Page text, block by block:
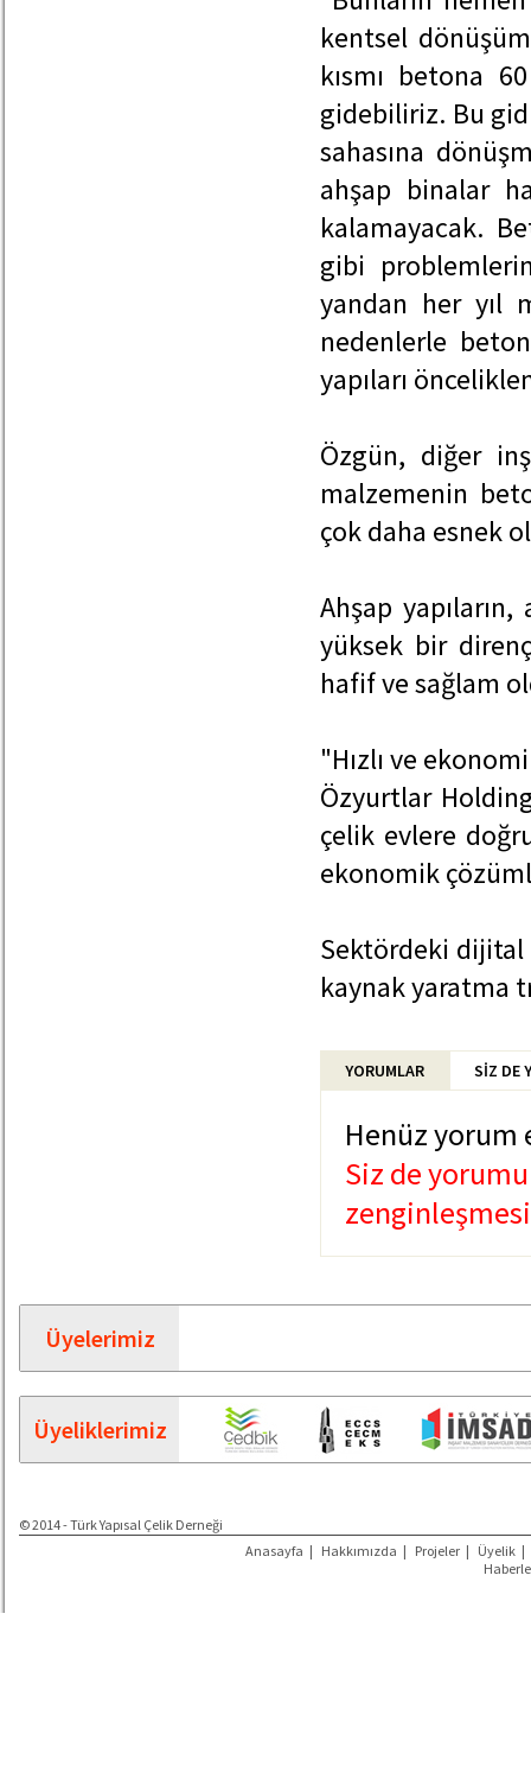
kentsel
kısmı betona
gidebiliriz. Bu
sahasına
ahşap binalar
kalamayacak.
gibi
yandan her yıl
nedenlerle
yapıları
Özgün, diğer
malzemenin
çok daha esnek
Ahşap
yüksek bir
hafif ve sağlam
"Hızlı ve
Özyurtlar
çelik evlere
ekonomik
Sektördeki dijital
kaynak yaratma
YORUMLAR SİZ DE
Henüz
Siz de
Üyelerimiz
Üyeliklerimiz
© 2014 - Türk Yapısal Çelik Derneği
Anasayfa | Hakkımızda | Projeler | Üyelik |